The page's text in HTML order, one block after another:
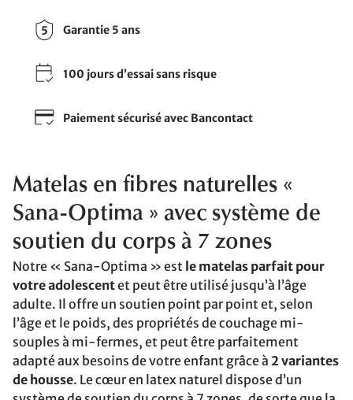
Garantie 5 ans
100 jours d’essai sans risque
Paiement sécurisé avec Bancontact
Matelas en fibres naturelles «
Sana-Optima » avec système de
soutien du corps à 7 zones
Notre « Sana-Optima » est le matelas parfait pour
votre adolescentet peut être utilisé jusqu’à l’âge
adulte. Il offre un soutien point par point et, selon
l’âge et le poids, des propriétés de couchage mi-
souples à mi-fermes, et peut être parfaitement
adapté aux besoins de votre enfant grâce à 2 variantes
de housse. Le cœur en latex naturel dispose d’un